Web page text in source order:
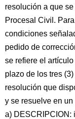
resolución a que
Procesal Civil.
condiciones
pedido de
se refiere el
plazo de los tres
resolución que
y se resuelve en
a) DESCRIPCION: